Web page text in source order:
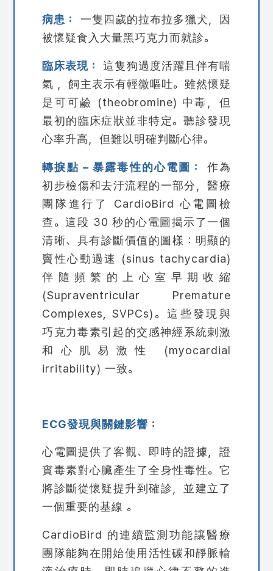
病患：
一隻四歲的拉布拉多獵犬，因
被懷疑食入大量黑巧克力而就診。
臨床表現：
這隻狗過度活躍且伴有喘
氣 ，飼主表示有輕微嘔吐。雖然懷疑
是可可鹼 (theobromine) 中毒，但
最初的臨床症狀並非特定。聽診發現
心率升高，但難以明確判斷心律。
轉捩點 – 暴露毒性的心電圖：
作為
初步檢傷和去汙流程的一部分，醫療
團隊進行了 CardioBird 心電圖檢
查。這段 30 秒的心電圖揭示了一個
清晰、具有診斷價值的圖樣：明顯的
竇性心動過速 (sinus tachycardia)
伴隨頻繁的上心室早期收縮
(Supraventricular Premature
Complexes, SVPCs)。這些發現與
巧克力毒素引起的交感神經系統刺激
和心肌易激性 (myocardial
irritability)一致。
ECG發現與關鍵影響：
心電圖提供了客觀、即時的證據，證
實毒素對心臟產生了全身性毒性。它
將診斷從懷疑提升到確診，並建立了
一個重要的基線 。
CardioBird 的連續監測功能讓醫療
團隊能夠在開始使用活性碳和靜脈輸